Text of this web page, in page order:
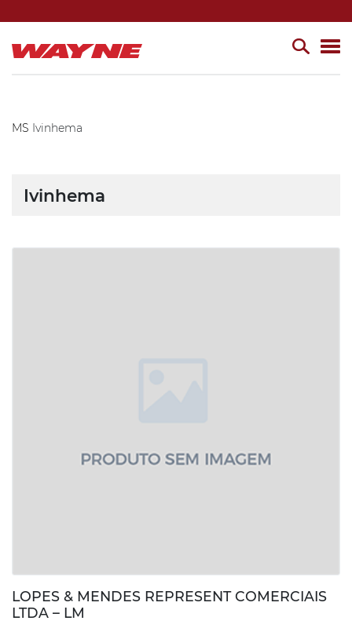
MS Ivinhema
Ivinhema
LOPES & MENDES REPRESENT COMERCIAIS
LTDA – LM